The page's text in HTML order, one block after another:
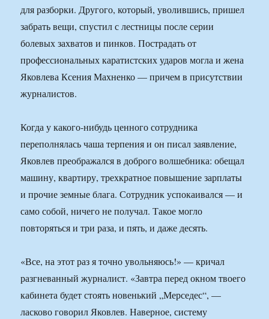
для разборки. Другого, который, уволившись, пришел
забрать вещи, спустил с лестницы после серии
болевых захватов и пинков. Пострадать от
профессиональных каратистских ударов могла и жена
Яковлева Ксения Махненко — причем в присутствии
журналистов.
Когда у какого-нибудь ценного сотрудника
переполнялась чаша терпения и он писал заявление,
Яковлев преображался в доброго волшебника: обещал
машину, квартиру, трехкратное повышение зарплаты
и прочие земные блага. Сотрудник успокаивался — и
само собой, ничего не получал. Такое могло
повторяться и три раза, и пять, и даже десять.
«Все, на этот раз я точно увольняюсь!» — кричал
разгневанный журналист. «Завтра перед окном твоего
кабинета будет стоять новенький „Мерседес“, —
ласково говорил Яковлев. Наверное, систему